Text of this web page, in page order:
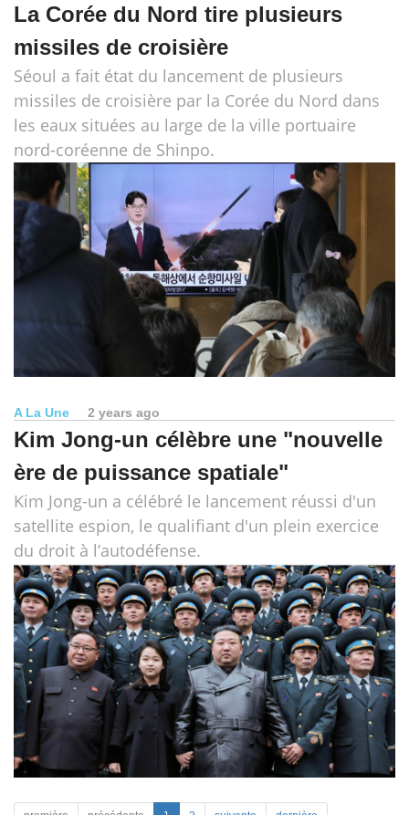
La Corée du Nord tire plusieurs
missiles de croisière
Séoul a fait état du lancement de plusieurs
missiles de croisière par la Corée du Nord dans
les eaux situées au large de la ville portuaire
nord-coréenne de Shinpo.
A La Une 2 years ago
Kim Jong-un célèbre une "nouvelle
ère de puissance spatiale"
Kim Jong-un a célébré le lancement réussi d'un
satellite espion, le qualifiant d'un plein exercice
du droit à l’autodéfense.